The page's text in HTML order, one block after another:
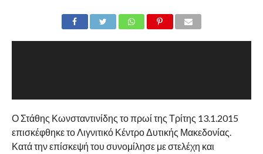
Ο Στάθης Κωνσταντινίδης το πρωί της Τρίτης 13.1.2015
επισκέφθηκε το Λιγνιτικό Κέντρο Δυτικής Μακεδονίας.
Κατά την επίσκεψή του συνομίλησε με στελέχη και